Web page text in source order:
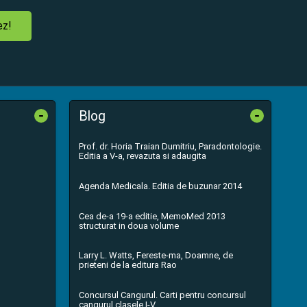
- Blog -
Prof. dr. Horia Traian Dumitriu, Paradontologie.
Editia a V-a, revazuta si adaugita
Agenda Medicala. Editia de buzunar 2014
Cea de-a 19-a editie, MemoMed 2013
structurat in doua volume
Larry L. Watts, Fereste-ma, Doamne, de
prieteni de la editura Rao
Concursul Cangurul. Carti pentru concursul
cangurul clasele I-V